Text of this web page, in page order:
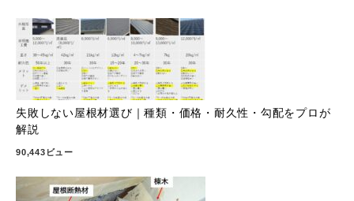
失敗しない屋根材選び｜種類・価格・耐久性・勾配をプロが
解説
90,443ビュー